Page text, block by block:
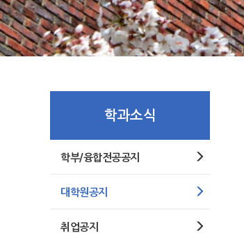
학과소식
학부/융합전공공지
대학원공지
취업공지